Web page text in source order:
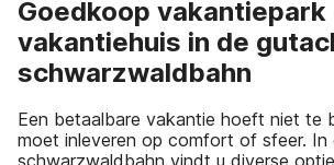
Goedkoop vakantiepark
vakantiehuis in de
schwarzwaldbahn
Een betaalbare vakantie hoeft niet te
moet inleveren op comfort of sfeer. In